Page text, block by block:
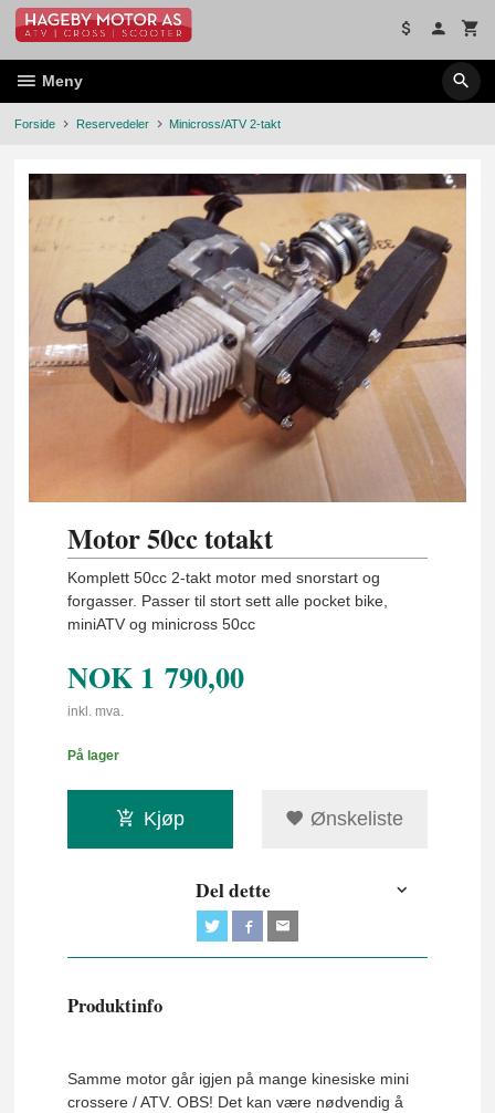
Gå
innholdet
Meny
Forside Reservedeler Minicross/ATV 2-takt
Motor 50cc totakt
Komplett 50cc 2-takt motor med snorstart og
forgasser. Passer til stort sett alle pocket bike,
miniATV og minicross 50cc
NOK 1 790,00
inkl. mva.
På lager
Kjøp Ønskeliste
Del dette
Produktinfo
Samme motor går igjen på mange kinesiske mini
crossere / ATV. OBS! Det kan være nødvendig å